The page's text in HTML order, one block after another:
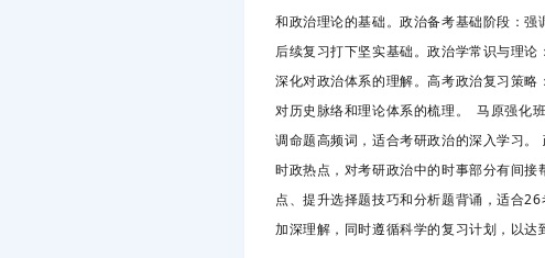
和政治理论的基础。政治备考基础阶段：
后续复习打下坚实基础。政治学常识与理
深化对政治体系的理解。高考政治复习策
对历史脉络和理论体系的梳理。 马原强化
调命题高频词，适合考研政治的深入学习
时政热点，对考研政治中的时事部分有间
点、提升选择题技巧和分析题背诵，适合
加深理解，同时遵循科学的复习计划，以达